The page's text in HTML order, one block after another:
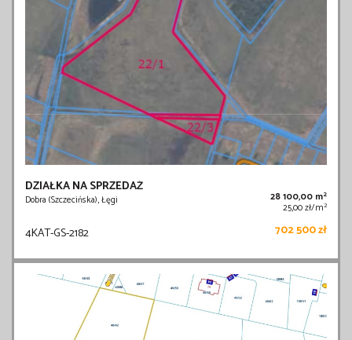
DZIAŁKA NA SPRZEDAŻ
Dobra (Szczecińska), Łęgi 28 100,00 m2
25,00 zł/m2
4KAT-GS-2182 702 500 zł